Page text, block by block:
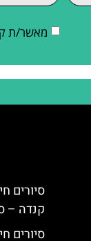
מאשר/ת
קנדה –